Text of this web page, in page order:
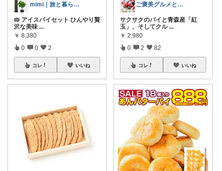
mimi｜旅と暮らし ✈️🌿
🥧 アイスパイセット ひんやり贅
沢な美味 ...
￥ 8,380
0 0 2
コレ いいね
ご褒美グルメと便利キッチン
サクサクのパイと青森産「紅
玉」、そしてクル ...
￥ 2,980
0 2 82
コレ いいね